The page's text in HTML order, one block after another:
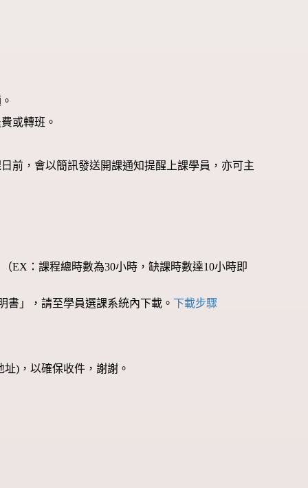
或轉班。
前，會以簡訊發送開課通知提醒上課學員，亦可主
EX：課程總時數為30小時，缺課時數達10小時即
書」，請至學員選課系統內下載。 下載步驟
)，以確保收件，謝謝。